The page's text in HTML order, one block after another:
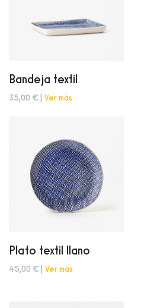
Bandeja textil
35,00 € | Ver más
Plato textil llano
45,00 € | Ver más